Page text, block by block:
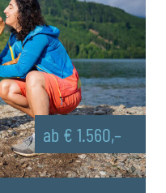
ab € 1.560,–